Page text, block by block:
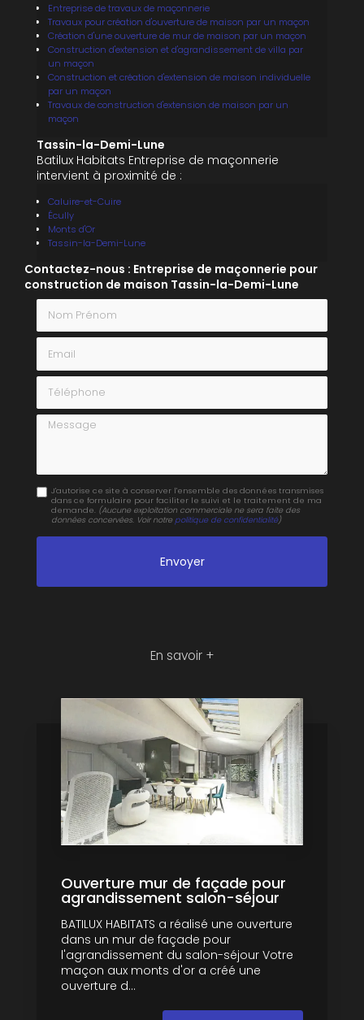
Entreprise de travaux de maçonnerie
Travaux pour création d'ouverture de maison par un maçon
Création d'une ouverture de mur de maison par un maçon
Construction d'extension et d'agrandissement de villa par
un maçon
Construction et création d'extension de maison individuelle
par un maçon
Travaux de construction d'extension de maison par un
maçon
Tassin-la-Demi-Lune
Batilux Habitats Entreprise de maçonnerie
intervient à proximité de :
Caluire-et-Cuire
Écully
Monts d'Or
Tassin-la-Demi-Lune
Contactez-nous : Entreprise de maçonnerie pour
construction de maison Tassin-la-Demi-Lune
Nom Prénom
Email
Téléphone
Message
J'autorise ce site à conserver l'ensemble des données transmises
dans ce formulaire pour faciliter le suivi et le traitement de ma
demande. (Aucune exploitation commerciale ne sera faite des
données concervées. Voir notre politique de confidentialité)
En savoir +
Ouverture mur de façade pour
agrandissement salon-séjour
BATILUX HABITATS a réalisé une ouverture
dans un mur de façade pour
l'agrandissement du salon-séjour Votre
maçon aux monts d'or a créé une
ouverture d...